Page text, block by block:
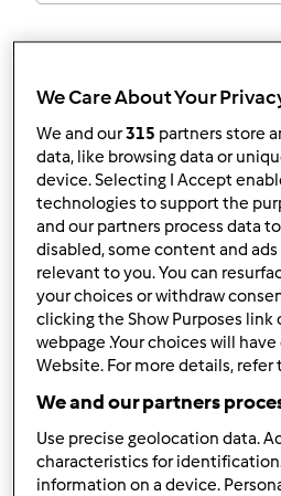
Piatti a base di uova
Annulla
5.0
FRITTATA
AL FORNO
daOspite
5.0
Frittata di
We Care About Your
We and our315 partners store
data, like browsing data or
device. Selecting I Accept
technologies to support the
and our partners process data
disabled, some content and
relevant to you. You can
your choices or withdraw
clicking the Show Purposes
webpage .Your choices will
Website. For more details, refer
We and our partners
Use precise geolocation data.
characteristics for
information on a device.